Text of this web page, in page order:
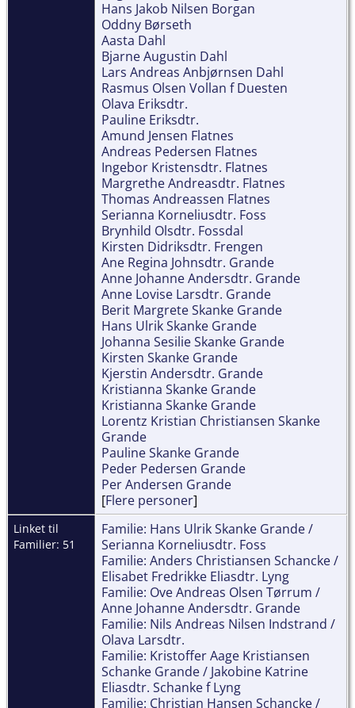
Hans Jakob Nilsen Borgan
Oddny Børseth
Aasta Dahl
Bjarne Augustin Dahl
Lars Andreas Anbjørnsen Dahl
Rasmus Olsen Vollan f Duesten
Olava Eriksdtr.
Pauline Eriksdtr.
Amund Jensen Flatnes
Andreas Pedersen Flatnes
Ingebor Kristensdtr. Flatnes
Margrethe Andreasdtr. Flatnes
Thomas Andreassen Flatnes
Serianna Korneliusdtr. Foss
Brynhild Olsdtr. Fossdal
Kirsten Didriksdtr. Frengen
Ane Regina Johnsdtr. Grande
Anne Johanne Andersdtr. Grande
Anne Lovise Larsdtr. Grande
Berit Margrete Skanke Grande
Hans Ulrik Skanke Grande
Johanna Sesilie Skanke Grande
Kirsten Skanke Grande
Kjerstin Andersdtr. Grande
Kristianna Skanke Grande
Kristianna Skanke Grande
Lorentz Kristian Christiansen Skanke
Grande
Pauline Skanke Grande
Peder Pedersen Grande
Per Andersen Grande
[Flere personer]
Linket til
Familier: 51
Familie: Hans Ulrik Skanke Grande /
Serianna Korneliusdtr. Foss
Familie: Anders Christiansen Schancke /
Elisabet Fredrikke Eliasdtr. Lyng
Familie: Ove Andreas Olsen Tørrum /
Anne Johanne Andersdtr. Grande
Familie: Nils Andreas Nilsen Indstrand /
Olava Larsdtr.
Familie: Kristoffer Aage Kristiansen
Schanke Grande / Jakobine Katrine
Eliasdtr. Schanke f Lyng
Familie: Christian Hansen Schancke /